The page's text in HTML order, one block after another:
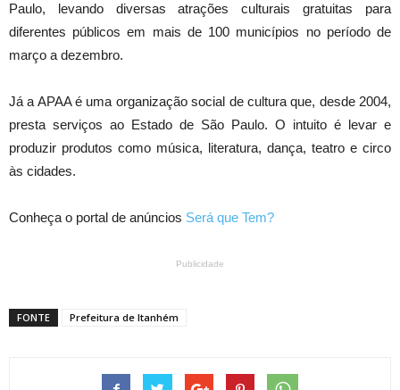
Paulo, levando diversas atrações culturais gratuitas para
diferentes públicos em mais de 100 municípios no período de
março a dezembro.
Já a APAA é uma organização social de cultura que, desde 2004,
presta serviços ao Estado de São Paulo. O intuito é levar e
produzir produtos como música, literatura, dança, teatro e circo
às cidades.
Conheça o portal de anúncios Será que Tem?
Publicidade
FONTE Prefeitura de Itanhém